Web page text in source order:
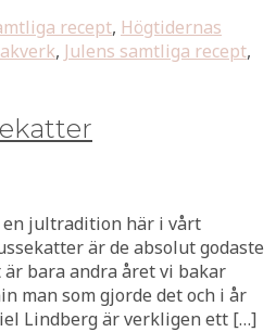
recept, Högtidernas
, Julens samtliga recept,
jultradition här i vårt
är de absolut godaste
bara andra året vi bakar
man som gjorde det och i år
Lindberg är verkligen ett […]